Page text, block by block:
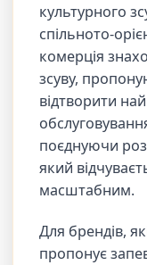
культурного
спільното-
комерція
зсуву,
відтворити
поєднуючи
який
масштабним.
Для брендів,
пропонує